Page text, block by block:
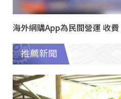
海外網購App為民間營運 收
推薦新聞